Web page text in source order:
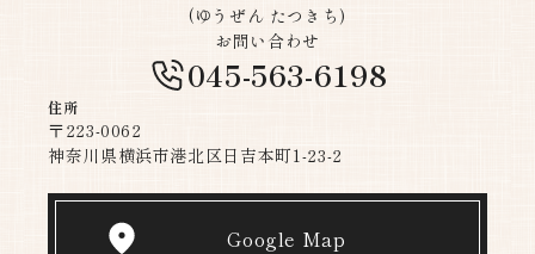
(ゆうぜん たつきち)
お問い合わせ
045-563-6198
住所
〒223-0062
神奈川県横浜市港北区日吉本町1-23-2
Google Map